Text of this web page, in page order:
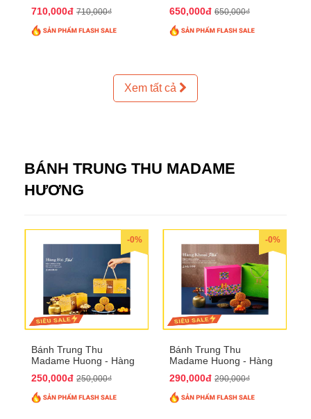
710,000đ 710,000₫
650,000đ 650,000₫
Xem tất cả
BÁNH TRUNG THU MADAME
HƯƠNG
-0%
Bánh Trung Thu
Madame Huong - Hàng
250,000đ 250,000₫
-0%
Bánh Trung Thu
Madame Huong - Hàng
290,000đ 290,000₫